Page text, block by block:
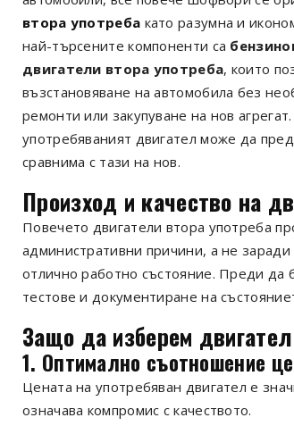
втора употреба като разумна и
най-търсените компоненти са
двигатели втора употреба, които
възстановяване на автомобила без
ремонти или закупуване на нов
употребяваният двигател може да
сравнима с тази на нов.
Произход и качество на
Повечето двигатели втора употреба
административни причини, а не
отлично работно състояние. Преди да
тестове и документиране на
Защо да изберем
1. Оптимално съотношение
Цената на употребяван двигател е
означава компромис с качеството.